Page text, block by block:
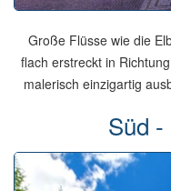
Große Flüsse wie die
flach erstreckt in
malerisch einzigartig
Süd